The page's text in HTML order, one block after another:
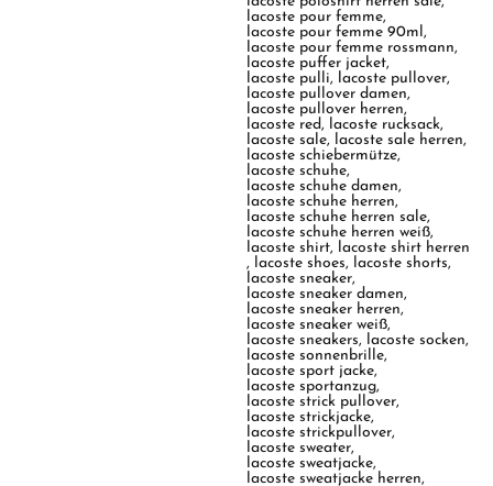
lacoste pour femme,
lacoste pour femme 90ml,
lacoste pour femme rossmann,
lacoste puffer jacket,
lacoste pulli, lacoste pullover,
lacoste pullover damen,
lacoste pullover herren,
lacoste red, lacoste rucksack,
lacoste sale, lacoste sale herren,
lacoste schiebermütze,
lacoste schuhe,
lacoste schuhe damen,
lacoste schuhe herren,
lacoste schuhe herren sale,
lacoste schuhe herren weiß,
lacoste shirt, lacoste shirt herren
, lacoste shoes, lacoste shorts,
lacoste sneaker,
lacoste sneaker damen,
lacoste sneaker herren,
lacoste sneaker weiß,
lacoste sneakers, lacoste socken,
lacoste sonnenbrille,
lacoste sport jacke,
lacoste sportanzug,
lacoste strick pullover,
lacoste strickjacke,
lacoste strickpullover,
lacoste sweater,
lacoste sweatjacke,
lacoste sweatjacke herren,